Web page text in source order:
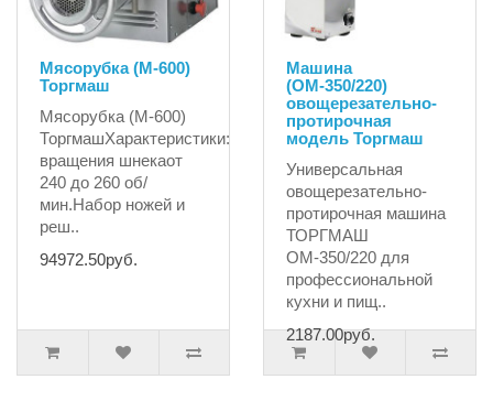
Мясорубка (М-600)
Торгмаш
Мясорубка (М-600)
ТоргмашХарактеристики:Частота
вращения шнекаот
240 до 260 об/
мин.Набор ножей и
реш..
94972.50руб.
Машина
(ОМ-350/220)
овощерезательно-
протирочная
модель Торгмаш
Универсальная
овощерезательно-
протирочная машина
ТОРГМАШ
ОМ-350/220 для
профессиональной
кухни и пищ..
2187.00руб.